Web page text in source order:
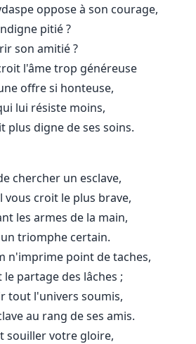
oppose à son courage,
pitié ?
son amitié ?
l'âme trop généreuse
offre si honteuse,
lui résiste moins,
plus digne de ses soins.
chercher un esclave,
vous croit le plus brave,
les armes de la main,
triomphe certain.
n'imprime point de taches,
partage des lâches ;
tout l'univers soumis,
au rang de ses amis.
souiller votre gloire,